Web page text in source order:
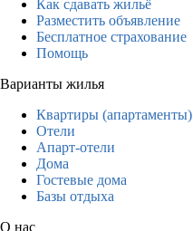
Как сдавать жильё
Разместить объявление
Бесплатное страхование
Помощь
Варианты жилья
Квартиры (апартаменты)
Отели
Апарт-отели
Дома
Гостевые дома
Базы отдыха
О нас